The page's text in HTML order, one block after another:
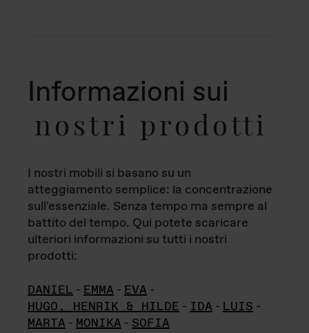
Informazioni sui
nostri prodotti
I nostri mobili si basano su un
atteggiamento semplice: la concentrazione
sull'essenziale. Senza tempo ma sempre al
battito del tempo. Qui potete scaricare
ulteriori informazioni su tutti i nostri
prodotti:
DANIEL - EMMA - EVA -
HUGO, HENRIK & HILDE - IDA - LUIS -
MARTA - MONIKA - SOFIA